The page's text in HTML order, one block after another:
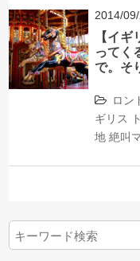
2014/
【イ
ってく
で。そ
ロン
ギリス
地 絶叫